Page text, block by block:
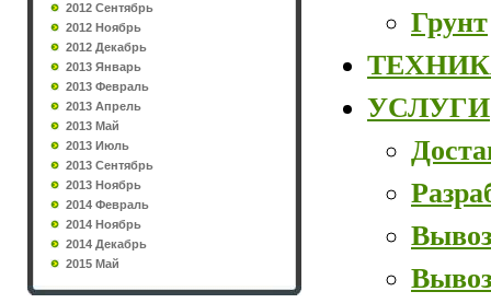
2012 Сентябрь
2012 Ноябрь
2012 Декабрь
2013 Январь
2013 Февраль
2013 Апрель
2013 Май
2013 Июль
2013 Сентябрь
2013 Ноябрь
2014 Февраль
2014 Ноябрь
2014 Декабрь
2015 Май
Грунт
УСЛУГИ